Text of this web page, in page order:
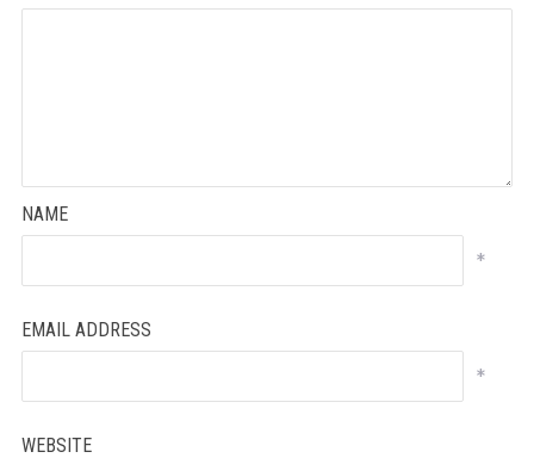
NAME
*
EMAIL ADDRESS
*
WEBSITE